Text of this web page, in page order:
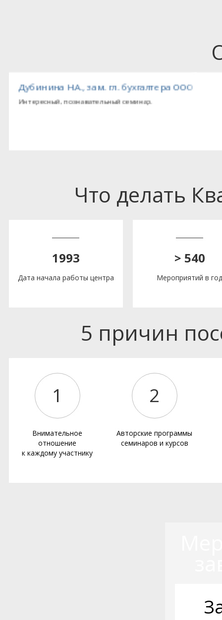
Цыбулько Е.В., гл. бухгалтер ООО
Информационный материал подается доступно,
Что делать
1993
Дата начала работы центра
> 540
Мероприятий в год
5 причин
1
Внимательное
отношение
к каждому участнику
2
Авторские программы
семинаров и курсов